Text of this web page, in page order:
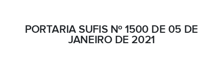
PORTARIA SUFIS Nº 1500 DE 05 DE
JANEIRO DE 2021